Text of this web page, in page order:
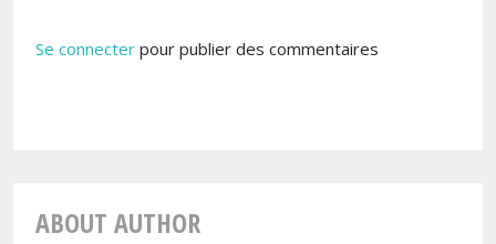
Se connecter pour publier des commentaires
ABOUT AUTHOR